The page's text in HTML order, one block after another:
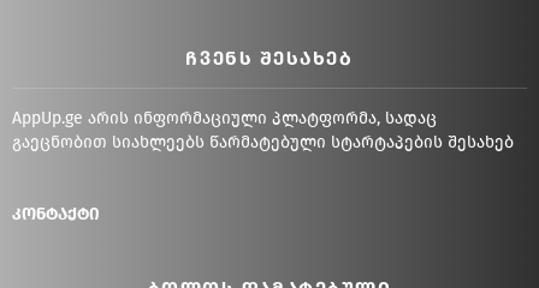
ᲩᲕᲔᲜᲡ ᲨᲔᲡᲐᲮᲔᲑ
AppUp.ge არის ინფორმაციული პლატფორმა, სადაც
გაეცნობით სიახლეებს წარმატებული სტარტაპების შესახებ
კონტაქტი